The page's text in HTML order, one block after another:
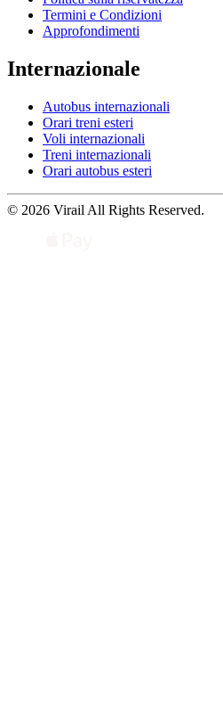
Termini e Condizioni
Approfondimenti
Internazionale
Autobus internazionali
Orari treni esteri
Voli internazionali
Treni internazionali
Orari autobus esteri
© 2026 Virail All Rights Reserved.